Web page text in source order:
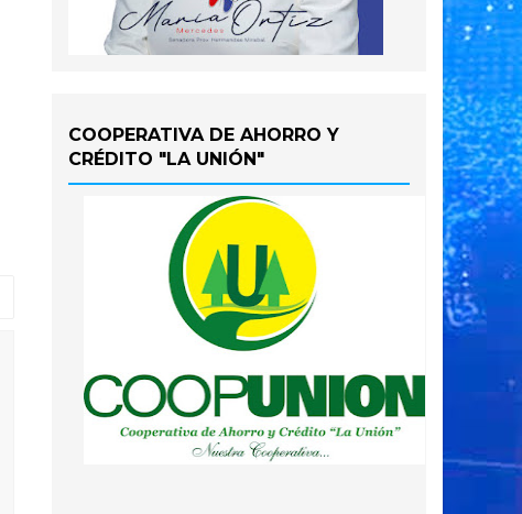
COOPERATIVA DE AHORRO Y
CRÉDITO "LA UNIÓN"